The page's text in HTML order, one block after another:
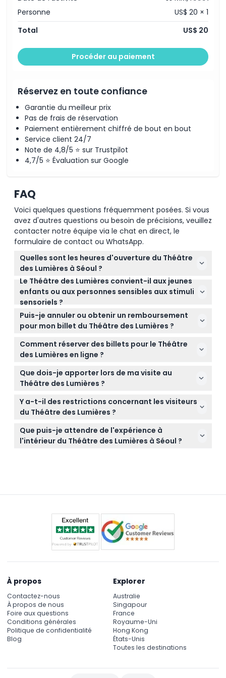
À savoir
Emplacement
Politique d'annulation
15:30
16:25
18:15
The total running time of the exhibition is 55 minutes,
There is a 5-minute intermission between each
session
Entry and exit are allowed regardless of the showtime,
but re-entry is not permitted after exiting
In addition to the 55-minute video, you can also
enjoy a contemporary show in the studio room
Pick-up information
Temporary Closure Notice
May 2 (Fri): Closed from 3:30 PM
June 2 (Mon): Closed from 3:30 PM
June 14 (Sat) – June 15 (Sun): Closed all day
June 17 (Tue): Closed all day
June 22 (Sun) – July 6 (Sun): Closed all day
Personne
US$ 20 × 1
Total
US$ 20
Procéder au paiement
Réservez en toute confiance
Garantie du meilleur prix
Pas de frais de réservation
Paiement entièrement chiffré de bout en bout
Service client 24/7
Note de 4,8/5 ⭐ sur Trustpilot
4,7/5 ⭐ Évaluation sur Google
FAQ
Voici quelques questions fréquemment posées. Si vous
avez d'autres questions ou besoin de précisions, veuillez
contacter notre équipe via le chat en direct, le
formulaire de contact ou WhatsApp.
Quelles sont les heures d'ouverture du Théâtre
des Lumières à Séoul ?
Le Théâtre des Lumières est ouvert tous les jours à
partir de 10h00. Du lundi au jeudi, il ferme à 18h20
avec la dernière admission à 17h30, et du vendredi
au dimanche, il ferme à 19h10 avec la dernière
admission à 18h20 (sous réserve de modifications
Le Théâtre des Lumières convient-il aux jeunes
enfants ou aux personnes sensibles aux stimuli
sensoriels ?
L'exposition est très sombre et bruyante à
l'intérieur, elle peut donc ne pas convenir aux
claustrophobes ou sensibles aux environnements
bruyants.
Puis-je annuler ou obtenir un remboursement
pour mon billet du Théâtre des Lumières ?
Les billets pour le Théâtre des Lumières ne sont pas
remboursables et ne peuvent pas être annulés.
Vous devez utiliser votre billet à la date et à l'heure
réservées.
Comment réserver des billets pour le Théâtre
des Lumières en ligne ?
Vous pouvez facilement réserver vos billets en ligne
ici même sur ce site en sélectionnant votre date et
sécuriser votre réservation.
Que dois-je apporter lors de ma visite au
Théâtre des Lumières ?
Apportez votre confirmation de réservation en ligne
et toute pièce d'identité requise. Étant donné que
et bruyants, pensez à apporter une protection
auditive si vous êtes sensible au bruit.
Y a-t-il des restrictions concernant les visiteurs
du Théâtre des Lumières ?
Oui, cette offre n'est pas disponible pour les
détenteurs de passeports coréens. Les enfants
Que puis-je attendre de l'expérience à
l'intérieur du Théâtre des Lumières à Séoul ?
lumières, des sons et des projections de pointe.
À propos
Contactez-nous
À propos de nous
Foire aux questions
Conditions générales
Politique de confidentialité
Blog
Explorer
Australie
Singapour
France
Royaume-Uni
Hong Kong
États-Unis
Toutes les destinations